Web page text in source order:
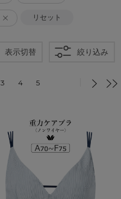
リセット
表示切替 絞り込み
3 4 5